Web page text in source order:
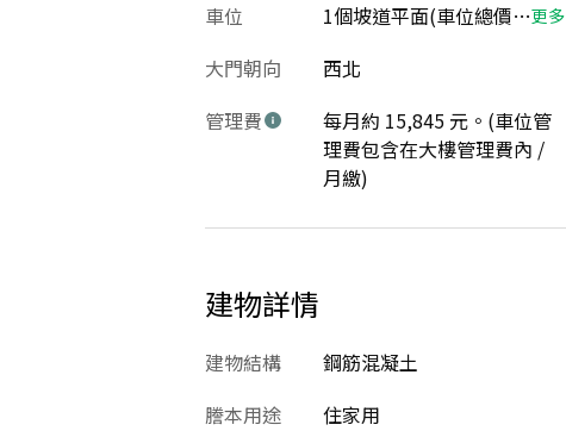
車位
1個坡道平面(車位總價：300萬)更多
大門朝向
西北
管理費
每月約 15,845 元。(車位管
理費包含在大樓管理費內 /
月繳)
建物詳情
建物結構 鋼筋混凝土
謄本用途
住家用